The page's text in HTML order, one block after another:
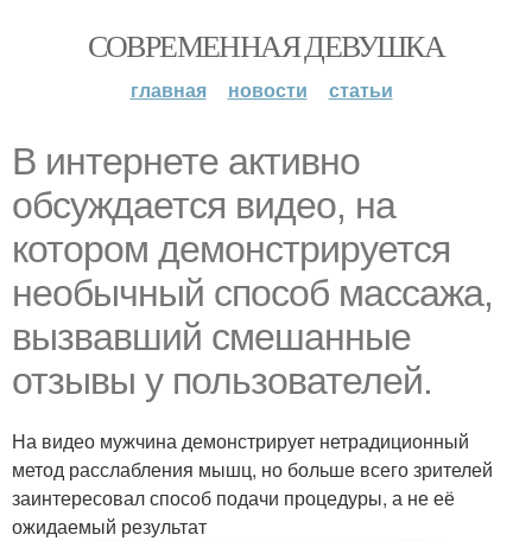
СОВРЕМЕННАЯ ДЕВУШКА
главная новости статьи
В интернете активно
обсуждается видео, на
котором демонстрируется
необычный способ массажа,
вызвавший смешанные
отзывы у пользователей.
На видео мужчина демонстрирует нетрадиционный
метод расслабления мышц, но больше всего зрителей
заинтересовал способ подачи процедуры, а не её
ожидаемый результат